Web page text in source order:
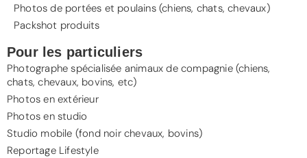
Photos de portées et poulains (chiens, chats, chevaux)
Packshot produits
Pour les particuliers
Photographe spécialisée animaux de compagnie (chiens,
chats,chevaux, bovins, etc)
Photos en extérieur
Photos en studio
Studio mobile (fond noir chevaux, bovins)
Reportage Lifestyle